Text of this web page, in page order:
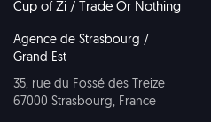
Cup of Zi / Trade Or Nothing
Agence de Strasbourg /
Grand Est
35, rue du Fossé des Treize
67000 Strasbourg, France